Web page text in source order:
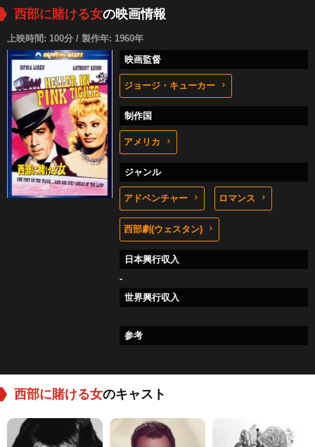
西部に賭ける女の映画情報
上映時間: 100分 / 製作年: 1960年
映画監督
ジョージ・キューカー
制作国
アメリカ
ジャンル
アドベンチャー ロマンス
西部劇(ウェスタン)
日本興行収入
-
世界興行収入
参考
西部に賭ける女のキャスト